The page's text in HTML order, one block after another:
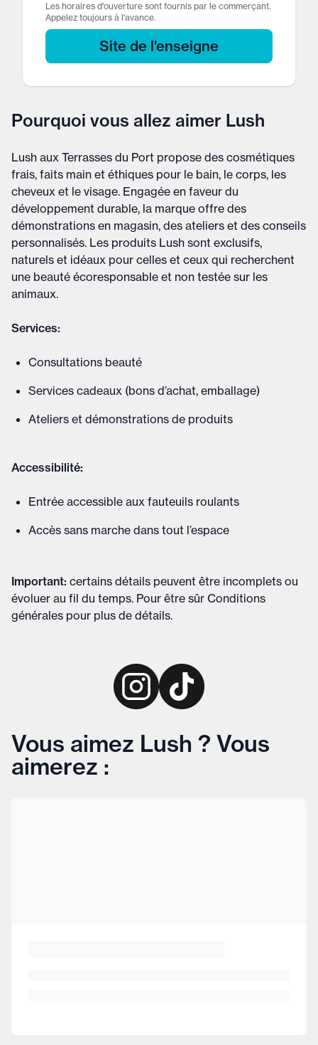
Les horaires d'ouverture sont fournis par le commerçant.
Appelez toujours à l'avance.
Site de l'enseigne
Pourquoi vous allez aimer Lush
Lush aux Terrasses du Port propose des cosmétiques
frais, faits main et éthiques pour le bain, le corps, les
cheveux et le visage. Engagée en faveur du
développement durable, la marque offre des
démonstrations en magasin, des ateliers et des conseils
personnalisés. Les produits Lush sont exclusifs,
naturels et idéaux pour celles et ceux qui recherchent
une beauté écoresponsable et non testée sur les
animaux.
Services:
Consultations beauté
Services cadeaux (bons d’achat, emballage)
Ateliers et démonstrations de produits
Accessibilité:
Entrée accessible aux fauteuils roulants
Accès sans marche dans tout l’espace
Important: certains détails peuvent être incomplets ou
évoluer au fil du temps. Pour être sûr Conditions
générales pour plus de détails.
Vous aimez Lush ? Vous
aimerez :